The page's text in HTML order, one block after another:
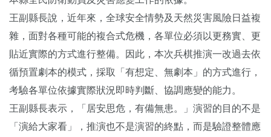
王副縣長說，近年來，全球安全情勢及天然災害風險日益複
雜，面對各種可能的複合式危機，各單位必須以更務實、更
貼近實際的方式進行整備。因此，本次兵棋推演一改過去依
循預置劇本的模式，採取「有想定、無劇本」的方式進行，
考驗各單位依據實際狀況即時判斷、協調應變的能力。
王副縣長表示，「居安思危，有備無患。」演習的目的不是
「演給大家看」，推演也不是演習的終點，而是驗證整體應